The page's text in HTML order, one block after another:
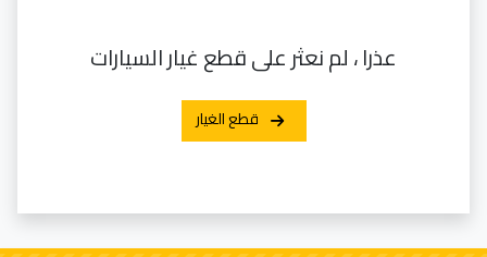
عذرا ، لم نعثر على قطع غيار السيارات
قطع الغيار